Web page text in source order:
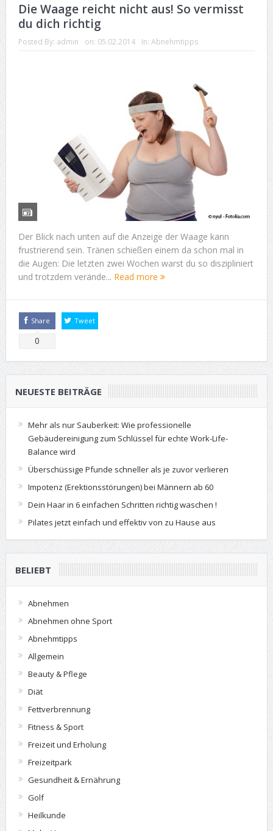
Die Waage reicht nicht aus! So vermisst
du dich richtig
Posted By: admin on: 05.02.2014 In: Abnehmtipps
Der Blick nach unten auf die Anzeige der Waage kann
frustrierend sein. Tränen schießen einem da schon mal in
die Augen: Die letzten zwei Wochen warst du so diszipliniert
und trotzdem verände... Read more
Share
0
Tweet
NEUESTE BEITRÄGE
Mehr als nur Sauberkeit: Wie professionelle
Gebäudereinigung zum Schlüssel für echte Work-Life-
Balance wird
Überschüssige Pfunde schneller als je zuvor verlieren
Impotenz (Erektionsstörungen) bei Männern ab 60
Dein Haar in 6 einfachen Schritten richtig waschen !
Pilates jetzt einfach und effektiv von zu Hause aus
BELIEBT
Abnehmen
Abnehmen ohne Sport
Abnehmtipps
Allgemein
Beauty & Pflege
Diät
Fettverbrennung
Fitness & Sport
Freizeit und Erholung
Freizeitpark
Gesundheit & Ernährung
Golf
Heilkunde